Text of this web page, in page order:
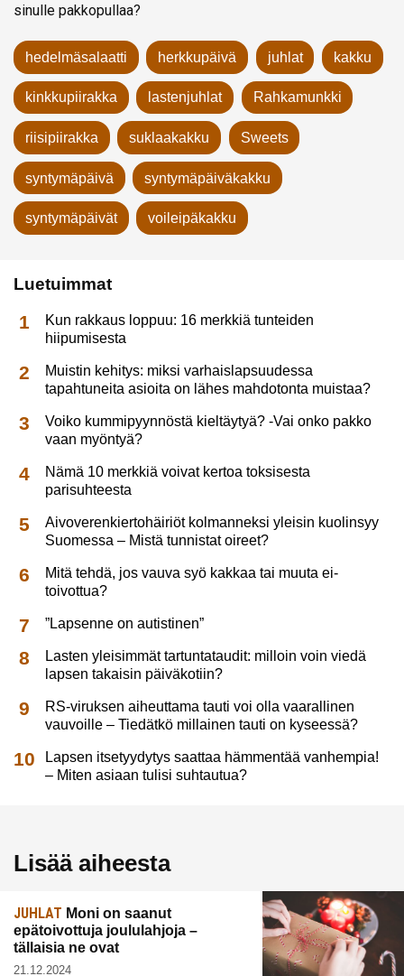
sinulle pakkopullaa?
hedelmäsalaatti herkkupäivä juhlat kakku
kinkkupiirakka lastenjuhlat Rahkamunkki
riisipiirakka suklaakakku Sweets
syntymäpäivä syntymäpäiväkakku
syntymäpäivät voileipäkakku
Luetuimmat
Kun rakkaus loppuu: 16 merkkiä tunteiden
hiipumisesta
Muistin kehitys: miksi varhaislapsuudessa
tapahtuneita asioita on lähes mahdotonta muistaa?
Voiko kummipyynnöstä kieltäytyä? -Vai onko pakko
vaan myöntyä?
Nämä 10 merkkiä voivat kertoa toksisesta
parisuhteesta
Aivoverenkiertohäiriöt kolmanneksi yleisin kuolinsyy
Suomessa – Mistä tunnistat oireet?
Mitä tehdä, jos vauva syö kakkaa tai muuta ei-
toivottua?
”Lapsenne on autistinen”
Lasten yleisimmät tartuntataudit: milloin voin viedä
lapsen takaisin päiväkotiin?
RS-viruksen aiheuttama tauti voi olla vaarallinen
vauvoille – Tiedätkö millainen tauti on kyseessä?
Lapsen itsetyydytys saattaa hämmentää vanhempia!
– Miten asiaan tulisi suhtautua?
Lisää aiheesta
JUHLAT Moni on saanut
epätoivottuja joululahjoja –
tällaisia ne ovat
21.12.2024